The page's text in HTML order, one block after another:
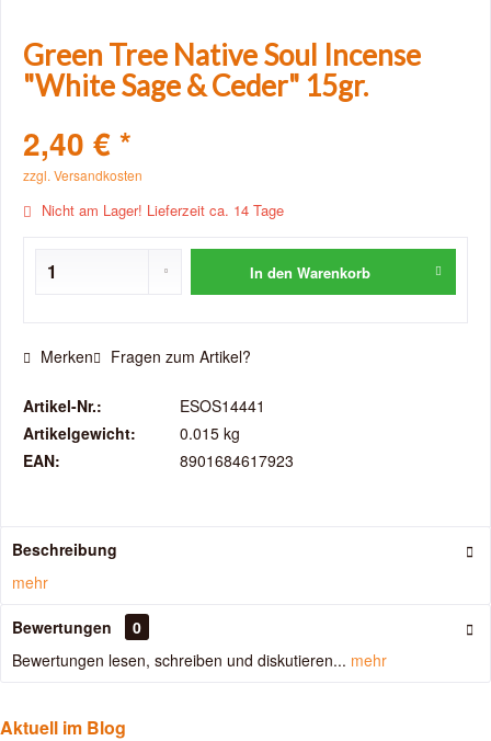
Green Tree Native Soul Incense
"White Sage & Ceder" 15gr.
2,40 € *
zzgl. Versandkosten
Nicht am Lager! Lieferzeit ca. 14 Tage
In den Warenkorb
Merken Fragen zum Artikel?
Artikel-Nr.:
ESOS14441
Artikelgewicht:
0.015 kg
EAN:
8901684617923
Beschreibung
mehr
Bewertungen
0
Bewertungen lesen, schreiben und diskutieren... mehr
Aktuell im Blog